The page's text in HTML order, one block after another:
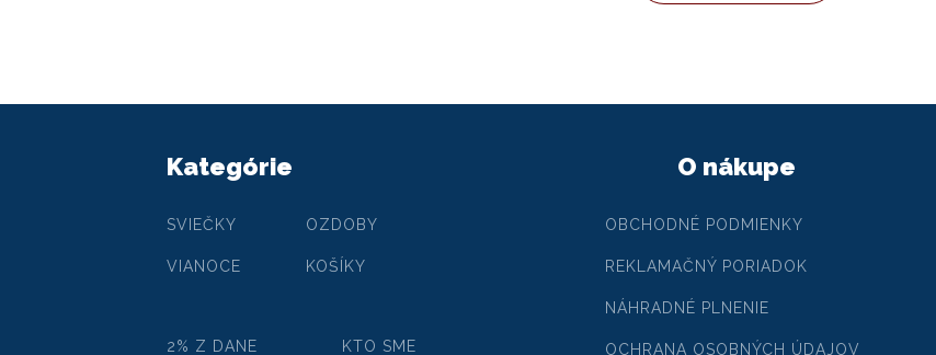
Kategórie
SVIEČKY OZDOBY
VIANOCE KOŠÍKY
2% Z DANE KTO SME
O nákupe
OBCHODNÉ PODMIENKY
REKLAMAČNÝ PORIADOK
NÁHRADNÉ PLNENIE
OCHRANA OSOBNÝCH ÚDAJOV